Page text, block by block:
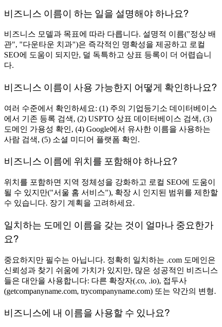
비즈니스 이름이 하는 일을 설명해야 하나요?
비즈니스 모델과 목표에 따라 다릅니다. 설명적 이름("정상 배
관", "다운타운 치과")은 즉각적인 명확성을 제공하고 로컬
SEO에 도움이 되지만, 덜 독특하고 상표 등록이 더 어렵습니
다.
비즈니스 이름이 사용 가능한지 어떻게 확인하나요?
여러 수준에서 확인하세요: (1) 주의 기업등기소 데이터베이스
에서 기존 등록 검색, (2) USPTO 상표 데이터베이스 검색, (3)
도메인 가용성 확인, (4) Google에서 유사한 이름을 사용하는
사람 검색, (5) 소셜 미디어 플랫폼 확인.
비즈니스 이름에 위치를 포함해야 하나요?
위치를 포함하면 지역 정체성을 강화하고 로컬 SEO에 도움이
될 수 있지만("서울 홈 서비스"), 확장 시 인지된 범위를 제한할
수 있습니다. 장기 계획을 고려하세요.
일치하는 도메인 이름을 갖는 것이 얼마나 중요한가
요?
중요하지만 필수는 아닙니다. 정확히 일치하는 .com 도메인은
신뢰성과 찾기 쉬움에 가치가 있지만, 많은 성공적인 비즈니스
들은 대안을 사용합니다: 다른 확장자(.co, .io), 접두사
(getcompanyname.com, trycompanyname.com) 또는 약간의 변형.
비즈니스에 내 이름을 사용할 수 있나요?